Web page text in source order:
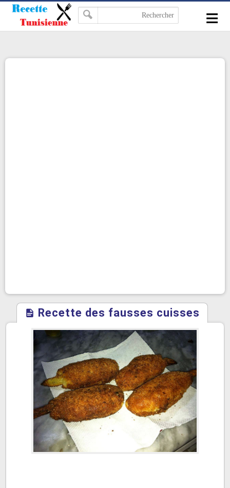
≡
Recette des fausses cuisses